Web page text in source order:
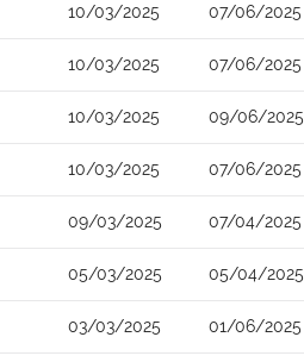
10/03/2025 07/06/2025
10/03/2025 07/06/2025
10/03/2025 09/06/2025
10/03/2025 07/06/2025
09/03/2025 07/04/2025
05/03/2025 05/04/2025
03/03/2025 01/06/2025